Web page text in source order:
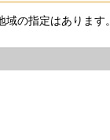
域の指定はあります